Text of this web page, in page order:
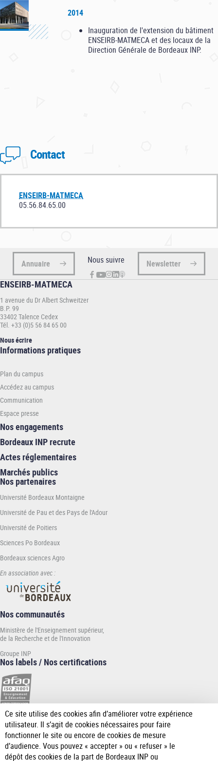
2014
Inauguration de l'extension du bâtiment
ENSEIRB-MATMECA et des locaux de la
Direction Générale de Bordeaux INP.
Contact
ENSEIRB-MATMECA
05.56.84.65.00
Annuaire Nous suivre Newsletter
ENSEIRB-MATMECA
1 avenue du Dr Albert Schweitzer
B.P. 99
33402 Talence Cedex
Tél. +33 (0)5 56 84 65 00
Nous écrire
Informations
ENSEIRB-
MATMECA
Informations pratiques
Plan du campus
Accédez au campus
Communication
Espace presse
Nos engagements
Bordeaux INP recrute
Actes réglementaires
Marchés publics
Nos partenaires
Université Bordeaux Montaigne
Université de Pau et des Pays de l'Adour
Université de Poitiers
Sciences Po Bordeaux
Bordeaux sciences Agro
En association avec :
Nos communautés
Ministère de l'Enseignement supérieur,
de la Recherche et de l'Innovation
Groupe INP
Nos labels / Nos certifications
Ce site utilise des cookies afin d’améliorer votre expérience
utilisateur. Il s’agit de cookies nécessaires pour faire
fonctionner le site ou encore de cookies de mesure
d’audience. Vous pouvez « accepter » ou « refuser » le
dépôt des cookies de la part de Bordeaux INP ou